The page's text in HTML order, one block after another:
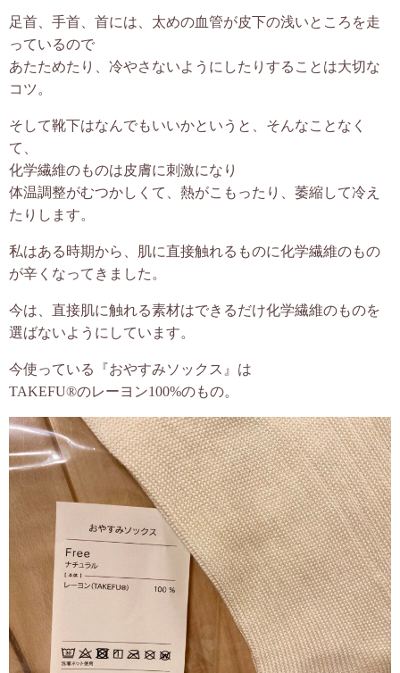
足首、手首、首には、太めの血管が皮下の浅いところを走
っているので
あたためたり、冷やさないようにしたりすることは大切な
コツ。
そして靴下はなんでもいいかというと、そんなことなく
て、
化学繊維のものは皮膚に刺激になり
体温調整がむつかしくて、熱がこもったり、萎縮して冷え
たりします。
私はある時期から、肌に直接触れるものに化学繊維のもの
が辛くなってきました。
今は、直接肌に触れる素材はできるだけ化学繊維のものを
選ばないようにしています。
今使っている『おやすみソックス』は
TAKEFU®︎のレーヨン100%のもの。